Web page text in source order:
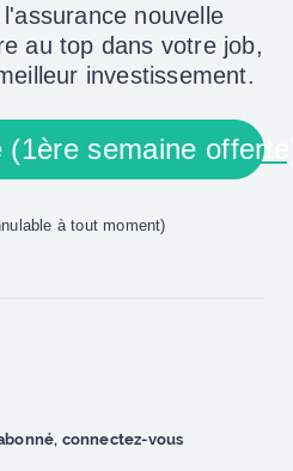
nouvelle
au top dans votre job,
investissement.
(1ère semaine
à tout moment)
connectez-vous